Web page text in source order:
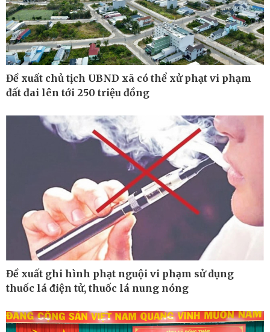
Pháp luật
Vụ án
Tin nóng
Tư vấn luật
Thể thao
Pickleball
Bóng đá quốc tế
Bóng đá Việt Nam
Lịch thi đấu bóng đá
Hậu trường
Đề xuất chủ tịch UBND xã có thể xử phạt vi phạm
đất đai lên tới 250 triệu đồng
Đề xuất ghi hình phạt nguội vi phạm sử dụng
thuốc lá điện tử, thuốc lá nung nóng